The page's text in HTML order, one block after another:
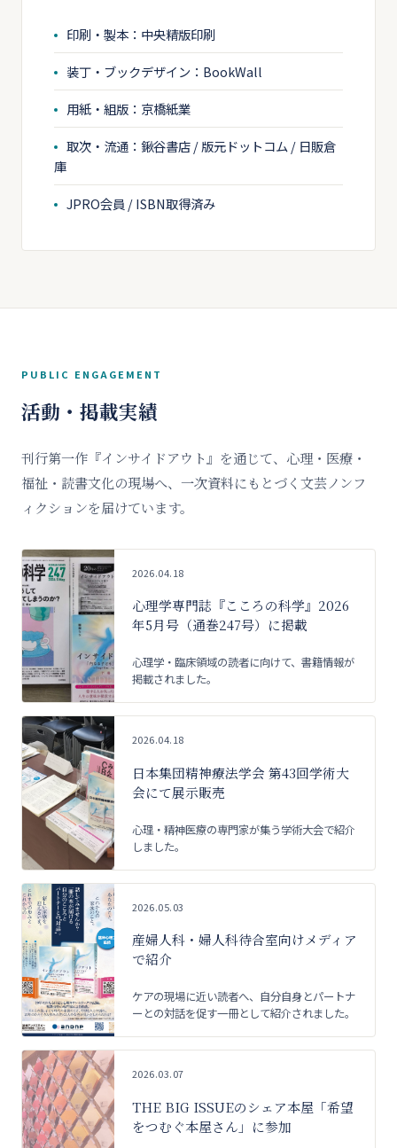
印刷・製本：中央精版印刷
装丁・ブックデザイン：BookWall
用紙・組版：京橋紙業
取次・流通：鍬谷書店 / 版元ドットコム / 日販倉
庫
JPRO会員 / ISBN取得済み
PUBLIC ENGAGEMENT
活動・掲載実績
刊行第一作『インサイドアウト』を通じて、心理・医療・
福祉・読書文化の現場へ、一次資料にもとづく文芸ノンフ
ィクションを届けています。
2026.04.18
心理学専門誌『こころの科学』2026
年5月号（通巻247号）に掲載
心理学・臨床領域の読者に向けて、書籍情報が
掲載されました。
2026.04.18
日本集団精神療法学会 第43回学術大
会にて展示販売
心理・精神医療の専門家が集う学術大会で紹介
しました。
2026.05.03
産婦人科・婦人科待合室向けメディア
で紹介
ケアの現場に近い読者へ、自分自身とパートナ
ーとの対話を促す一冊として紹介されました。
2026.03.07
THE BIG ISSUEのシェア本屋「希望
をつむぐ本屋さん」に参加